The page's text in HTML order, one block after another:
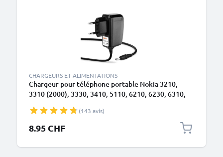
CHARGEURS ET ALIMENTATIONS
Chargeur pour téléphone portable Nokia 3210,
3310 (2000), 3330, 3410, 5110, 6210, 6230, 6310,
500mA smartphone, Cordon / Câble de Charge 1.4m
(143 avis)
8.95 CHF